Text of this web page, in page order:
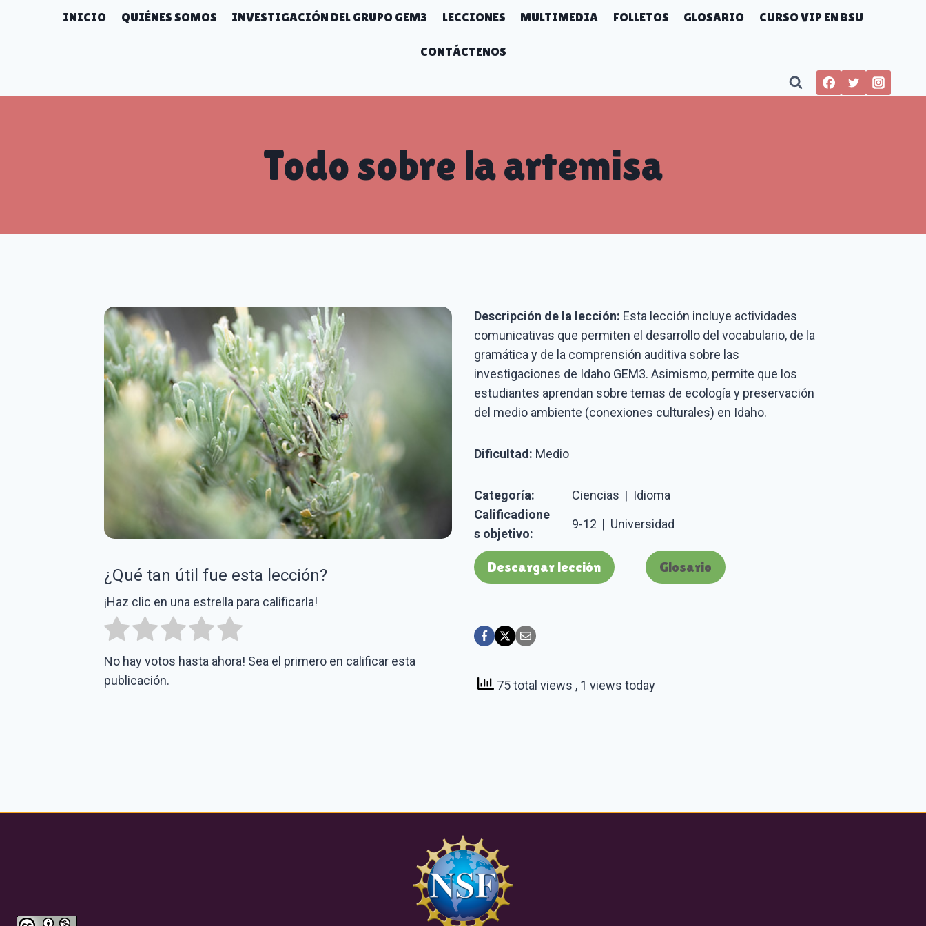
INICIO QUIÉNES SOMOS INVESTIGACIÓN DEL GRUPO GEM3 LECCIONES MULTIMEDIA FOLLETOS GLOSARIO CURSO VIP EN BSU
CONTÁCTENOS
Todo sobre la artemisa
¿Qué tan útil fue esta lección?
¡Haz clic en una estrella para calificarla!
No hay votos hasta ahora! Sea el primero en calificar esta
publicación.
Descripción de la lección: Esta lección incluye actividades
comunicativas que permiten el desarrollo del vocabulario, de la
gramática y de la comprensión auditiva sobre las
investigaciones de Idaho GEM3. Asimismo, permite que los
estudiantes aprendan sobre temas de ecología y preservación
del medio ambiente (conexiones culturales) en Idaho.
Dificultad: Medio
Categoría: Ciencias | Idioma
Calificadione
s objetivo:
9-12 | Universidad
Descargar lección Glosario
75 total views , 1 views today